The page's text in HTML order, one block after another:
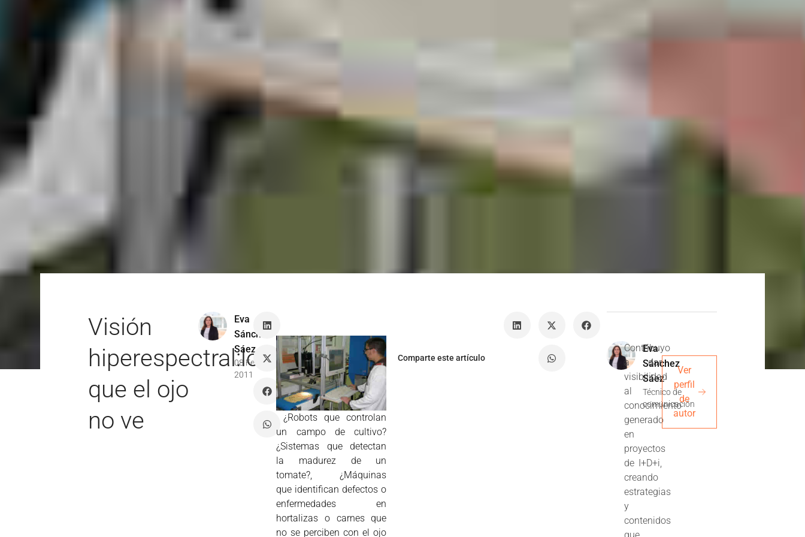
Visión
hiperespectral:lo
que el ojo
no ve
Eva
Sánchez
Sáez
08 Feb
2011
¿Robots que controlan
un campo de cultivo?
¿Sistemas que detectan
la madurez de un
tomate?, ¿Máquinas
que identifican defectos o
enfermedades en
hortalizas o carnes que
no se perciben con el ojo
Comparte este artículo
Eva
Sánchez
Sáez
Técnico de
comunicación
Contribuyo
a dar
visibilidad
al
conocimiento
generado
en
proyectos
de I+D+i,
creando
estrategias
y
contenidos
Ver
perfil
de
autor